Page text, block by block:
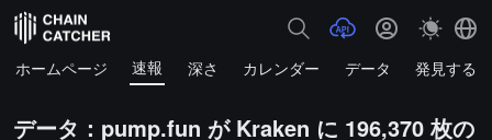
ホームページ 速報 深さ カレンダー データ 発見する
データ：pump.fun が Kraken に 196,370 枚の